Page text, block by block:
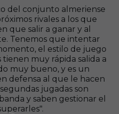
del conjunto almeriense
rivales a los que
que salir a ganar y al
Tenemos que intentar
el estilo de juego
muy rápida salida a
muy bueno, y es un
defensa al que le hacen
jugadas son
y saben gestionar el